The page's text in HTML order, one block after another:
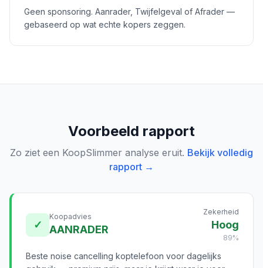
Geen sponsoring. Aanrader, Twijfelgeval of Afrader —
gebaseerd op wat echte kopers zeggen.
Voorbeeld rapport
Zo ziet een KoopSlimmer analyse eruit. Bekijk volledig
rapport →
✓
Koopadvies
AANRADER
Zekerheid
Hoog
89%
Beste noise cancelling koptelefoon voor dagelijks